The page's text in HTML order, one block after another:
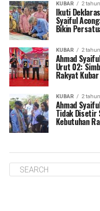
KUBAR 2
Ikuti
Syaiful
Bikin
KUBAR 2
Ahmad
Urut 02:
Rakyat Kubar
KUBAR 2
Ahmad
Tidak Disetir
Kebutuhan